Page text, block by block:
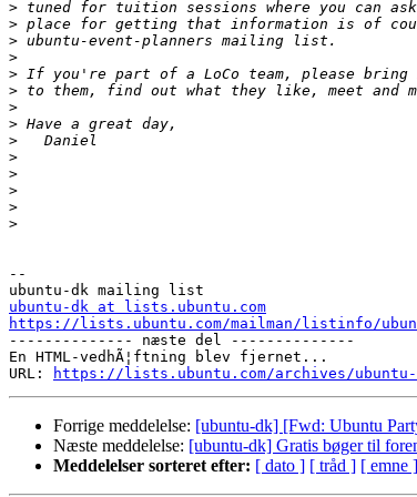
>
>
>
>
>
>
>
>
>
>
>
>
>
>
--
ubuntu-dk at lists.ubuntu.com
https://lists.ubuntu.com/mailman/listinfo/
-------------- næste del --------------
En HTML-vedhÃ¦ftning blev fjernet...
URL:
https://lists.ubuntu.com/archives/ubuntu-
Forrige meddelelse: [ubuntu-dk] [Fwd: Ubuntu
Næste meddelelse: [ubuntu-dk] Gratis bøger til
Meddelelser sorteret efter: [ dato ] [ tråd ] [ emne ]